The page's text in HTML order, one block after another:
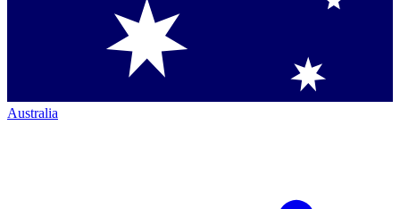
Australia